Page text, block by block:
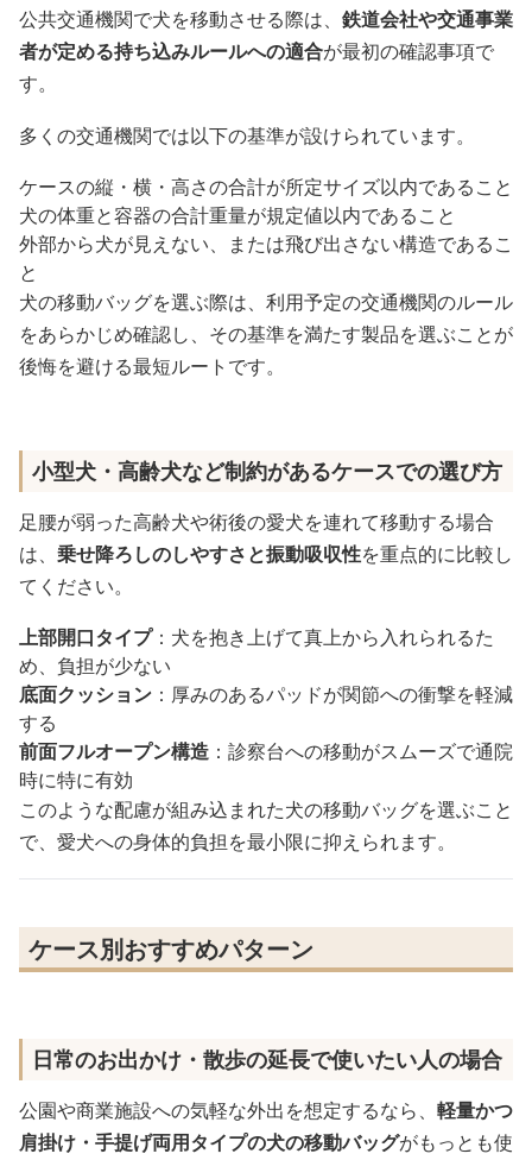
公共交通機関で犬を移動させる際は、 鉄道会社や交通事業
者が定める持ち込みルールへの適合が最初の確認事項で
す。
多くの交通機関では以下の基準が設けられています。
ケースの縦・横・高さの合計が所定サイズ以内であること
犬の体重と容器の合計重量が規定値以内であること
外部から犬が見えない、または飛び出さない構造であるこ
と
犬の移動バッグを選ぶ際は、利用予定の交通機関のルール
をあらかじめ確認し、その基準を満たす製品を選ぶことが
後悔を避ける最短ルートです。
小型犬・高齢犬など制約があるケースでの選び方
足腰が弱った高齢犬や術後の愛犬を連れて移動する場合
は、 乗せ降ろしのしやすさと振動吸収性を重点的に比較し
てください。
上部開口タイプ：犬を抱き上げて真上から入れられるた
め、負担が少ない
底面クッション ：厚みのあるパッドが関節への衝撃を軽減
する
前面フルオープン構造 ：診察台への移動がスムーズで通院
時に特に有効
このような配慮が組み込まれた犬の移動バッグを選ぶこと
で、愛犬への身体的負担を最小限に抑えられます。
ケース別おすすめパターン
日常のお出かけ・散歩の延長で使いたい人の場合
公園や商業施設への気軽な外出を想定するなら、 軽量かつ
肩掛け・手提げ両用タイプの犬の移動バッグがもっとも使